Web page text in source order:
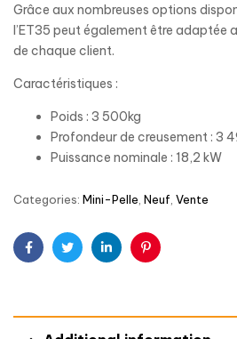
Grâce aux nombreuses options
l’ET35 peut également être adaptée
de chaque client.
Caractéristiques :
Poids : 3 500kg
Profondeur de creusement : 3
Puissance nominale : 18,2 kW
Categories: Mini-Pelle Neuf Vente
FacebookTwitterLinkedinPinterest